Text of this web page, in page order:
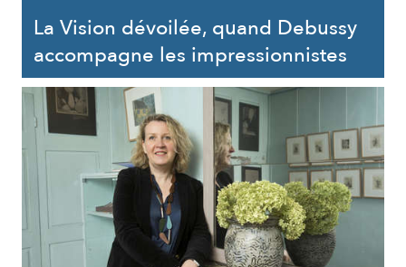
La Vision dévoilée, quand Debussy
accompagne les impressionnistes